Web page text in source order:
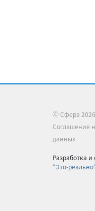
Ⓒ Сфера
Соглашение
данных
Разработка
"Это-